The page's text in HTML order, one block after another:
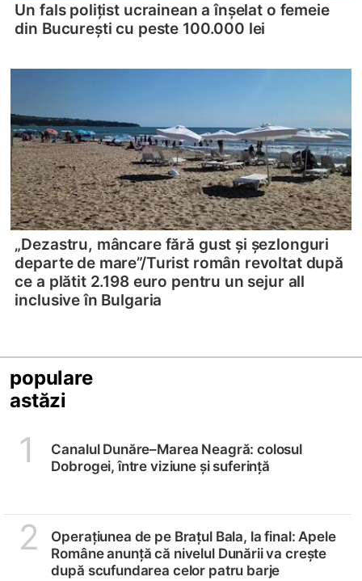
Un fals polițist ucrainean a înșelat o femeie
din București cu peste 100.000 lei
„Dezastru, mâncare fără gust și șezlonguri
departe de mare”/Turist român revoltat după
ce a plătit 2.198 euro pentru un sejur all
inclusive în Bulgaria
populare
astăzi
1
Canalul Dunăre–Marea Neagră: colosul
Dobrogei, între viziune și suferință
2
Operațiunea de pe Brațul Bala, la final: Apele
Române anunță că nivelul Dunării va crește
după scufundarea celor patru barje